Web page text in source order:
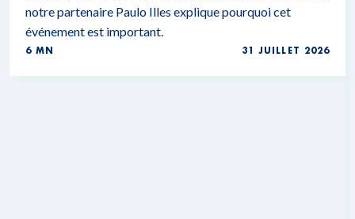
notre partenaire Paulo Illes explique pourquoi cet
événement est important.
6 MN 31 JUILLET 2026